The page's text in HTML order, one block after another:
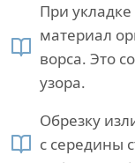
При
материал
ворса. Это
узора.
Обрезку
с середины